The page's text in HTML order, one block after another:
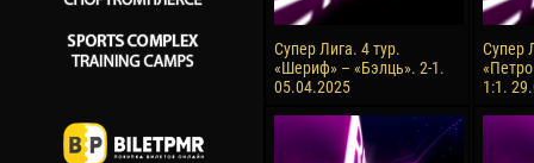
Супер Лига. 4 тур.
«Шериф» – «Бэлць». 2-1.
05.04.2025
Супер
1:1.